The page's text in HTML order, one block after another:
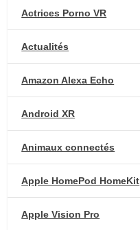
Actrices Porno VR
Actualités
Amazon Alexa Echo
Android XR
Animaux connectés
Apple HomePod HomeKit
Apple Vision Pro